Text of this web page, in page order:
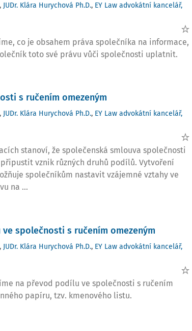
, JUDr. Klára Hurychová Ph.D., EY Law advokátní kancelář,
co je obsahem práva společníka na informace,
toto své právu vůči společnosti uplatnit.
s ručením omezeným
, JUDr. Klára Hurychová Ph.D., EY Law advokátní kancelář,
stanoví, že společenská smlouva společnosti
vznik různých druhů podílů. Vytvoření
společníkům nastavit vzájemné vztahy ve
na ...
společnosti s ručením omezeným
, JUDr. Klára Hurychová Ph.D., EY Law advokátní kancelář,
na převod podílu ve společnosti s ručením
papíru, tzv. kmenového listu.